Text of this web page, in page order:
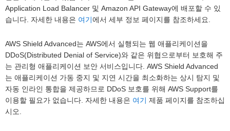
Application Load Balancer 및 Amazon API Gateway에 배포할 수 있
습니다. 자세한 내용은 여기에서 세부 정보 페이지를 참조하세요.
AWS Shield Advanced는 AWS에서 실행되는 웹 애플리케이션을
DDoS(Distributed Denial of Service)와 같은 위협으로부터 보호해 주
는 관리형 애플리케이션 보안 서비스입니다. AWS Shield Advanced
는 애플리케이션 가동 중지 및 지연 시간을 최소화하는 상시 탐지 및
자동 인라인 통합을 제공하므로 DDoS 보호를 위해 AWS Support를
이용할 필요가 없습니다. 자세한 내용은 여기 제품 페이지를 참조하십
시오.